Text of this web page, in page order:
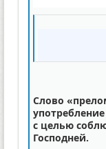
Слово
с целью
Господней.